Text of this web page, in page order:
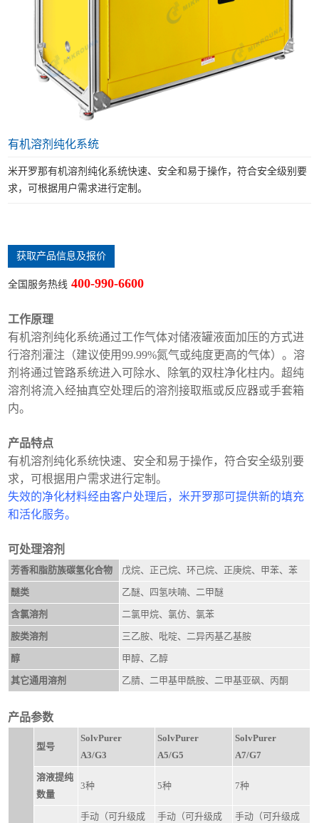
有机溶剂纯化系统
米开罗那有机溶剂纯化系统快速、安全和易于操作，符合安全级别要
求，可根据用户需求进行定制。
获取产品信息及报价
全国服务热线 400-990-6600
工作原理
有机溶剂纯化系统通过工作气体对储液罐液面加压的方式进
行溶剂灌注（建议使用99.99%氮气或纯度更高的气体）。溶
剂将通过管路系统进入可除水、除氧的双柱净化柱内。超纯
溶剂将流入经抽真空处理后的溶剂接取瓶或反应器或手套箱
内。
产品特点
有机溶剂纯化系统快速、安全和易于操作，符合安全级别要
求，可根据用户需求进行定制。
失效的净化材料经由客户处理后，米开罗那可提供新的填充
和活化服务。
可处理溶剂
芳香和脂肪族碳氢化合物 戊烷、正己烷、环己烷、正庚烷、甲苯、苯
醚类 乙醚、四氢呋喃、二甲醚
含氯溶剂 二氯甲烷、氯仿、氯苯
胺类溶剂 三乙胺、吡啶、二异丙基乙基胺
醇 甲醇、乙醇
其它通用溶剂 乙腈、二甲基甲酰胺、二甲基亚砜、丙酮
产品参数
型号
SolvPurer
A3/G3
SolvPurer
A5/G5
SolvPurer
A7/G7
溶液提纯
数量
3种 5种 7种
手动（可升级成
手动（可升级成
手动（可升级成